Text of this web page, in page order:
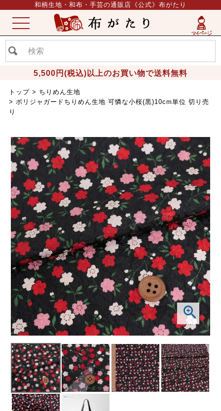
和柄生地・和布・手芸の通販店《公式》布がたり
5,500円(税込)以上のお買い物で送料無料
ME
NU
トップ
ちりめん生地
ポリジャガードちりめん生地 可憐な小桜(黒)10cm単位 切り売
り